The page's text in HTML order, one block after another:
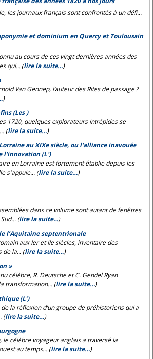
les journaux français sont confrontés à un défi...
et dominium en Quercy et Toulousain
au cours de ces vingt dernières années des
qui... (lire la suite…)
Van Gennep, l’auteur desRites de passage?
)
arpenteurs des confins (Les )
1720, quelques explorateurs intrépides se
(lire la suite…)
au XIXe siècle, ou l'alliance inavouée
l'innovation (L')
en Lorraine est fortement établie depuis les
s'appuie... (lire la suite…)
dans ce volume sont autant de fenêtres
(lire la suite…)
l’Aquitaine septentrionale
aux Ier et IIe siècles, inventaire des
de la... (lire la suite…)
»
célèbre, R. Deutsche et C. Gendel Ryan
transformation... (lire la suite…)
(L’)
la réflexion d’un groupe de préhistoriens qui a
(lire la suite…)
le célèbre voyageur anglais a traversé la
au temps... (lire la suite…)